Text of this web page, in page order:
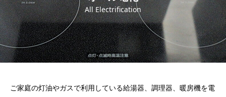
All Electrification
ご家庭の灯油やガスで利用している給湯器、調理器、暖房機を電